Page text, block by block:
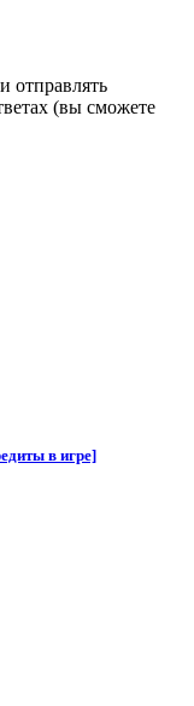
отправлять
(вы cможете
в игре]